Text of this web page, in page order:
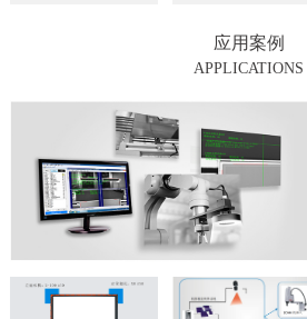
应用案例
APPLICATIONS